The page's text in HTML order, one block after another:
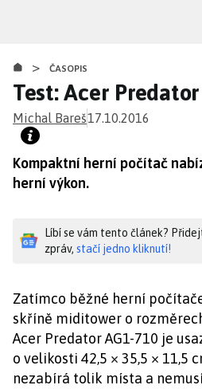
obsahu
> ČASOPIS
Test: Acer
Michal Bareš17.10.2016
Kompaktní herní počítač
herní výkon.
Líbí se vám tento článek?
zpráv, stačí jedno kliknutí!
Zatímco běžné herní
skříně miditower o
Acer Predator AG1-710 je
o velikosti 42,5 × 35,5 × 11,5
nezabírá tolik místa a